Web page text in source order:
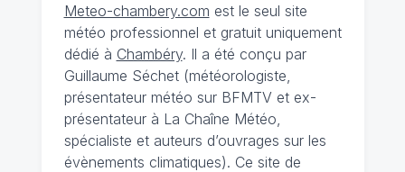
Meteo-chambery.com est le seul site
météo professionnel et gratuit uniquement
dédié à Chambéry. Il a été conçu par
Guillaume Séchet (météorologiste,
présentateur météo sur BFMTV et ex-
présentateur à La Chaîne Météo,
spécialiste et auteurs d’ouvrages sur les
évènements climatiques). Ce site de